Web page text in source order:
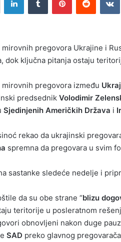
d
e
m
l
mirovnih pregovora Ukrajine i
dok ključna pitanja ostaju
mirovnih pregovora između
predsednik Volodimir
Sjedinjenih Američkih Država i
rekao da ukrajinski
spremna da pregovara u svim
sastanke sledeće nedelje i
da su obe strane “blizu
teritorije u posleratnom
obnovljeni nakon duge
SAD preko glavnog pregovarača